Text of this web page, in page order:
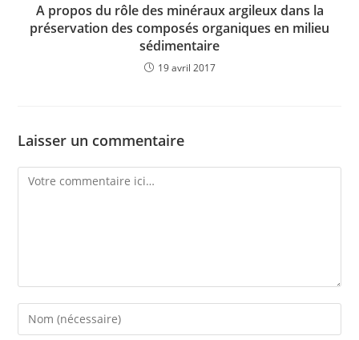
A propos du rôle des minéraux argileux dans la
préservation des composés organiques en milieu
sédimentaire
19 avril 2017
Laisser un commentaire